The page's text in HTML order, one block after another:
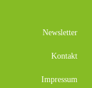
Newsletter
Kontakt
Impressum